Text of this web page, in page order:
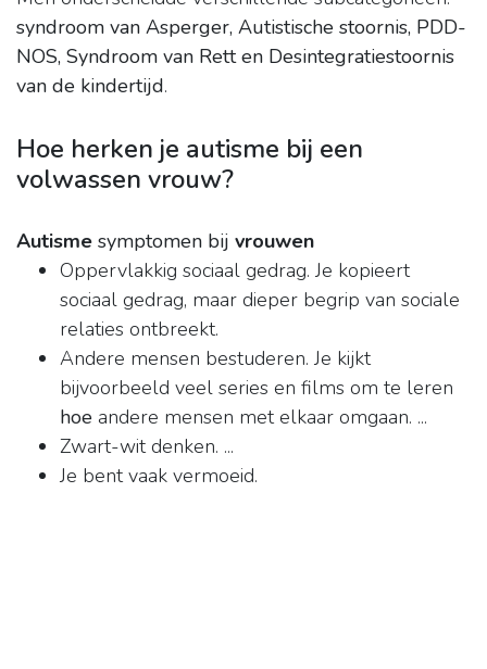
syndroom van Asperger, Autistische stoornis, PDD-
NOS, Syndroom van Rett en Desintegratiestoornis
van de kindertijd.
Hoe herken je autisme bij een
volwassen vrouw?
Autisme symptomen bij vrouwen
Oppervlakkig sociaal gedrag. Je kopieert
sociaal gedrag, maar dieper begrip van sociale
relaties ontbreekt.
Andere mensen bestuderen. Je kijkt
bijvoorbeeld veel series en films om te leren
hoe andere mensen met elkaar omgaan. ...
Zwart-wit denken. ...
Je bent vaak vermoeid.